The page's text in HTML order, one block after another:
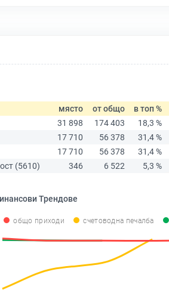
място от общо в топ %
31 898
174 403 18,3 %
17 710
56 378 31,4 %
17 710
56 378 31,4 %
(5610)
346 6 522 5,3 %
Трендове
общо приходи счетоводна печалба